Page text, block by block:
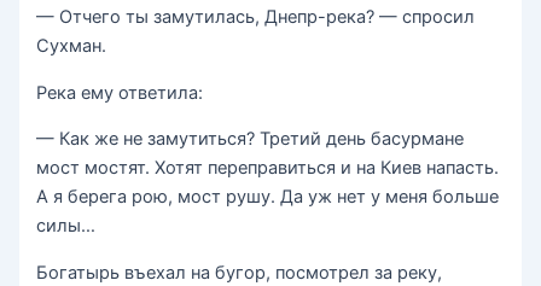
— Отчего ты замутилась, Днепр-река? — спросил
Сух­ман.
Река ему ответила:
— Как же не замутиться? Третий день басурмане
мост мостят. Хотят переправиться и на Киев напасть.
А я бере­га рою, мост рушу. Да уж нет у меня больше
силы…
Богатырь въехал на бугор, посмотрел за реку,